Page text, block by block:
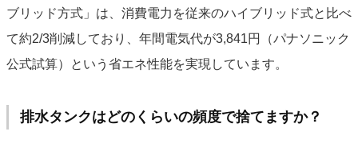
ブリッド方式」は、消費電力を従来のハイブリッド式と比べ
て約2/3削減しており、年間電気代が3,841円（パナソニック
公式試算）という省エネ性能を実現しています。
排水タンクはどのくらいの頻度で捨てますか？